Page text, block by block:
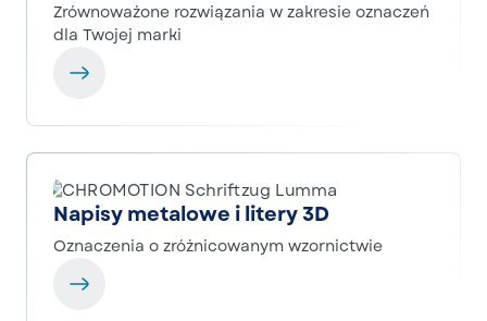
Zrównoważone rozwiązania w zakresie oznaczeń
dla Twojej marki
Napisy metalowe i litery 3D
Oznaczenia o zróżnicowanym wzornictwie